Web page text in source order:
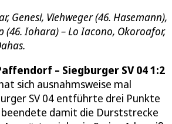
Genesi, Viehweger (46. Hasemann),
(46. Iohara) – Lo Iacono, Okoroafor,
– Siegburger SV 04 1:2
sich ausnahmsweise mal
SV 04 entführte drei Punkte
damit die Durststrecke